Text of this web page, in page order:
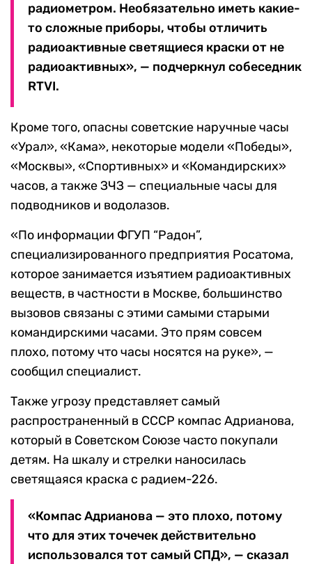
радиометром. Необязательно иметь какие-
то сложные приборы, чтобы отличить
радиоактивные светящиеся краски от не
радиоактивных», — подчеркнул собеседник
RTVI.
Кроме того, опасны советские наручные часы
«Урал», «Кама», некоторые модели «Победы»,
«Москвы», «Спортивных» и «Командирских»
часов, а также ЗЧЗ — специальные часы для
подводников и водолазов.
«По информации ФГУП “Радон”,
специализированного предприятия Росатома,
которое занимается изъятием радиоактивных
веществ, в частности в Москве, большинство
вызовов связаны с этими самыми старыми
командирскими часами. Это прям совсем
плохо, потому что часы носятся на руке», —
сообщил специалист.
Также угрозу представляет самый
распространенный в СССР компас Адрианова,
который в Советском Союзе часто покупали
детям. На шкалу и стрелки наносилась
светящаяся краска с радием-226.
«Компас Адрианова — это плохо, потому
что для этих точечек действительно
использовался тот самый СПД», — сказал